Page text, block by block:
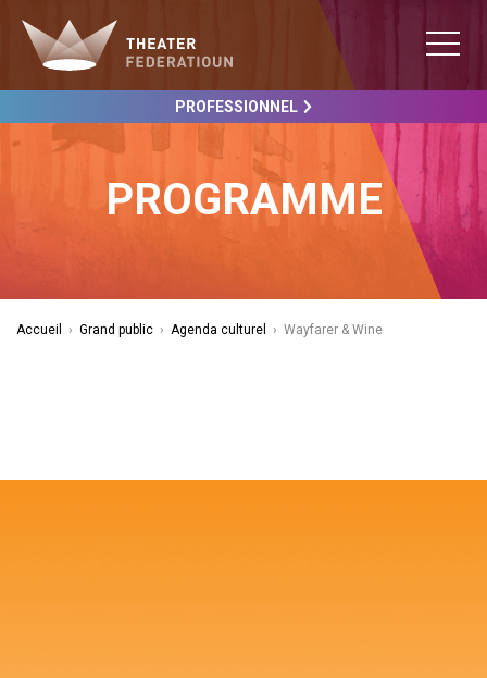
PROFESSIONNEL
PROGRAMME
Accueil › Grand public › Agenda culturel › Wayfarer & Wine